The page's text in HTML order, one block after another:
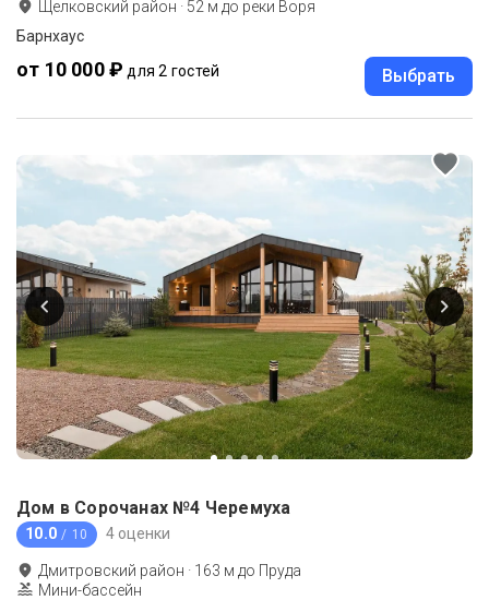
Щелковский район · 52 м до реки Воря
Барнхаус
от 10 000 ₽ для 2 гостей Выбрать
Дом в Сорочанах №4 Черемуха
10.0 / 10 4 оценки
Дмитровский район · 163 м до Пруда
Мини-бассейн